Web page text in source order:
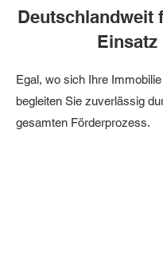
Deutschlandweit
Einsatz
Egal, wo sich Ihre
begleiten Sie zuverlässig
gesamten Förderprozess.